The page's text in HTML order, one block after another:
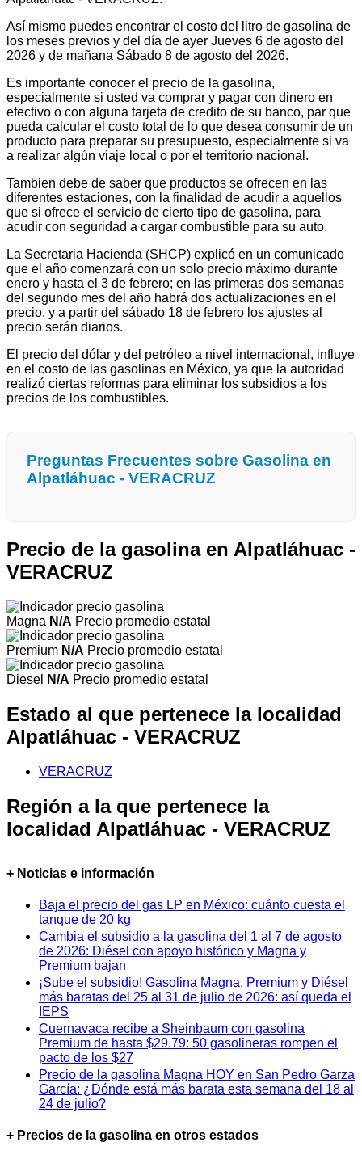
Así mismo puedes encontrar el costo del litro de gasolina de
los meses previos y del día de ayer Jueves 6 de agosto del
2026 y de mañana Sábado 8 de agosto del 2026.
Es importante conocer el precio de la gasolina,
especialmente si usted va comprar y pagar con dinero en
efectivo o con alguna tarjeta de credito de su banco, par que
pueda calcular el costo total de lo que desea consumir de un
producto para preparar su presupuesto, especialmente si va
a realizar algún viaje local o por el territorio nacional.
Tambien debe de saber que productos se ofrecen en las
diferentes estaciones, con la finalidad de acudir a aquellos
que si ofrece el servicio de cierto tipo de gasolina, para
acudir con seguridad a cargar combustible para su auto.
La Secretaria Hacienda (SHCP) explicó en un comunicado
que el año comenzará con un solo precio máximo durante
enero y hasta el 3 de febrero; en las primeras dos semanas
del segundo mes del año habrá dos actualizaciones en el
precio, y a partir del sábado 18 de febrero los ajustes al
precio serán diarios.
El precio del dólar y del petróleo a nivel internacional, influye
en el costo de las gasolinas en México, ya que la autoridad
realizó ciertas reformas para eliminar los subsidios a los
precios de los combustibles.
Preguntas Frecuentes sobre Gasolina en
Alpatláhuac - VERACRUZ
Precio de la gasolina en Alpatláhuac -
VERACRUZ
Magna N/A Precio promedio estatal
Premium N/A Precio promedio estatal
Diesel N/A Precio promedio estatal
Estado al que pertenece la localidad
Alpatláhuac - VERACRUZ
VERACRUZ
Región a la que pertenece la
localidad Alpatláhuac - VERACRUZ
+ Noticias e información
Baja el precio del gas LP en México: cuánto cuesta el
tanque de 20 kg
Cambia el subsidio a la gasolina del 1 al 7 de agosto
de 2026: Diésel con apoyo histórico y Magna y
Premium bajan
¡Sube el subsidio! Gasolina Magna, Premium y Diésel
más baratas del 25 al 31 de julio de 2026: así queda el
IEPS
Cuernavaca recibe a Sheinbaum con gasolina
Premium de hasta $29.79: 50 gasolineras rompen el
pacto de los $27
Precio de la gasolina Magna HOY en San Pedro Garza
García: ¿Dónde está más barata esta semana del 18 al
24 de julio?
+ Precios de la gasolina en otros estados